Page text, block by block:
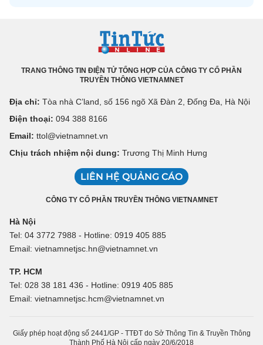
TRANG THÔNG TIN ĐIỆN TỬ TỔNG HỢP CỦA CÔNG TY CỔ PHẦN
TRUYỀN THÔNG VIETNAMNET
Địa chỉ: Tòa nhà C’land, số 156 ngõ Xã Đàn 2, Đống Đa, Hà Nội
Điện thoại: 094 388 8166
Email: ttol@vietnamnet.vn
Chịu trách nhiệm nội dung: Trương Thị Minh Hưng
LIÊN HỆ QUẢNG CÁO
CÔNG TY CỔ PHẦN TRUYỀN THÔNG VIETNAMNET
Hà Nội
Tel: 04 3772 7988 - Hotline: 0919 405 885
Email: vietnamnetjsc.hn@vietnamnet.vn
TP. HCM
Tel: 028 38 181 436 - Hotline: 0919 405 885
Email: vietnamnetjsc.hcm@vietnamnet.vn
Giấy phép hoạt động số 2441/GP - TTĐT do Sở Thông Tin & Truyền Thông
Thành Phố Hà Nội cấp ngày 20/6/2018